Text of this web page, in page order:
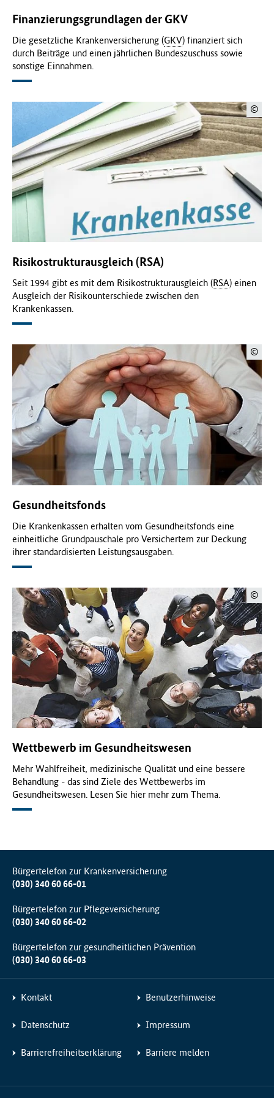
f
ü
r
G
e
s
n
h
i
t
(
B
M
Finanzierungsgrundlagen der GKV
Die gesetzliche Krankenversicherung (GKV) finanziert sich
durch Beiträge und einen jährlichen Bundeszuschuss sowie
sonstige Einnahmen.
©
Risikostrukturausgleich (RSA)
Seit 1994 gibt es mit dem Risikostrukturausgleich (RSA) einen
Ausgleich der Risikounterschiede zwischen den
Krankenkassen.
©
Gesundheitsfonds
Die Krankenkassen erhalten vom Gesundheitsfonds eine
einheitliche Grundpauschale pro Versichertem zur Deckung
ihrer standardisierten Leistungsausgaben.
©
Wettbewerb im Gesundheitswesen
Mehr Wahlfreiheit, medizinische Qualität und eine bessere
Behandlung - das sind Ziele des Wettbewerbs im
Gesundheitswesen. Lesen Sie hier mehr zum Thema.
Bürgertelefon zur Krankenversicherung
(030) 340 60 66-01
Bürgertelefon zur Pflegeversicherung
(030) 340 60 66-02
Bürgertelefon zur gesundheitlichen Prävention
(030) 340 60 66-03
Kontakt Benutzerhinweise
Datenschutz Impressum
Barrierefreiheitserklärung Barriere melden